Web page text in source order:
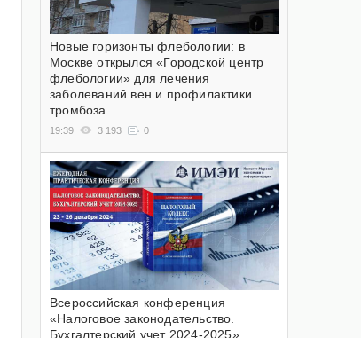
Новые горизонты флебологии: в
Москве открылся «Городской центр
флебологии» для лечения
заболеваний вен и профилактики
тромбоза
19:39 3 193 0
Всероссийская конференция
«Налоговое законодательство.
Бухгалтерский учет 2024-2025»